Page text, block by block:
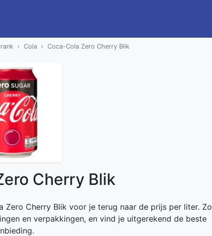
Cola Coca-Cola Zero Cherry Blik
Cherry Blik
Zero Cherry Blik voor je terug naar de prijs per liter. Zo
en verpakkingen, en vind je uitgerekend de beste